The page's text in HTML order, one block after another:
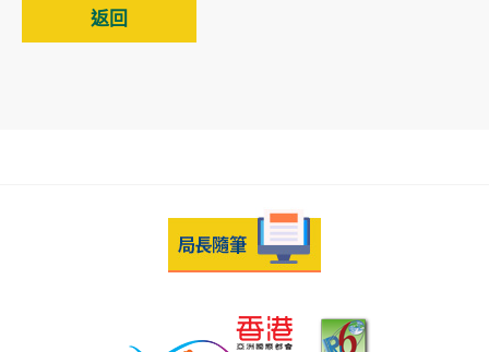
返回